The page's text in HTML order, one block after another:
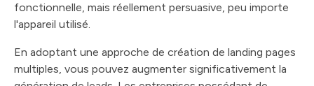
fonctionnelle, mais réellement persuasive, peu importe
l'appareil utilisé.
En adoptant une approche de création de landing pages
multiples, vous pouvez augmenter significativement la